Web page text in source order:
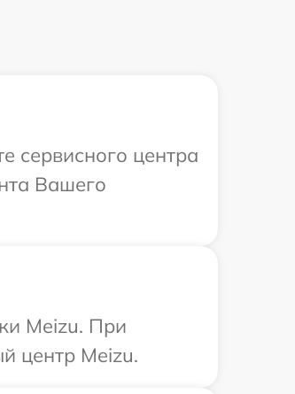
сервисного центра
Вашего
Meizu. При
центр Meizu.